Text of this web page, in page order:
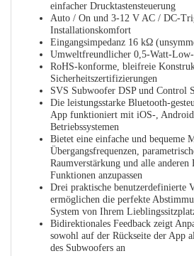
einfacher Drucktastensteuerung
Auto / On und 3-12 V AC / DC-
Installationskomfort
Eingangsimpedanz 16 kΩ
Umweltfreundlicher 0,5-Watt-
RoHS-konforme, bleifreie
Sicherheitszertifizierungen
SVS Subwoofer DSP und Control
Die leistungsstarke Bluetooth-
App funktioniert mit iOS-,
Betriebssystemen
Bietet eine einfache und bequeme
Übergangsfrequenzen,
Raumverstärkung und alle anderen
Funktionen anzupassen
Drei praktische benutzerdefinierte
ermöglichen die perfekte
System von Ihrem
Bidirektionales Feedback zeigt
sowohl auf der Rückseite der App
des Subwoofers an